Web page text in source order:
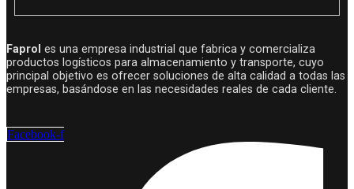
Faprol es una empresa industrial que fabrica y comercializa
productos logísticos para almacenamiento y transporte, cuyo
principal objetivo es ofrecer soluciones de alta calidad a todas las
empresas, basándose en las necesidades reales de cada cliente.
Facebook-f